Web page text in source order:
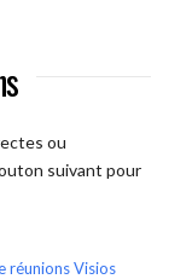
ou
suivant pour
réunions Visios